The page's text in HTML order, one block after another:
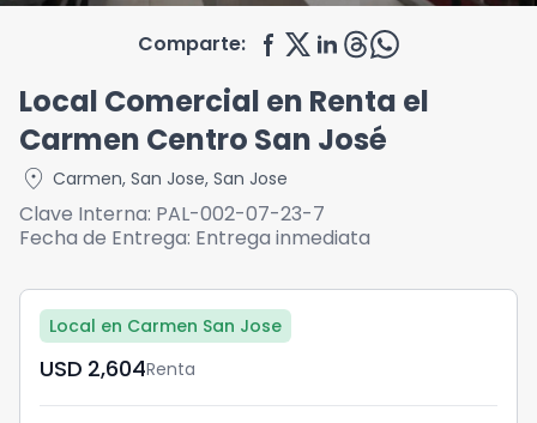
Comparte:
Local Comercial en Renta el
Carmen Centro San José
location_on Carmen, San Jose, San Jose
Clave Interna: PAL-002-07-23-7
Fecha de Entrega: Entrega inmediata
Local en Carmen San Jose
USD	2,604Renta